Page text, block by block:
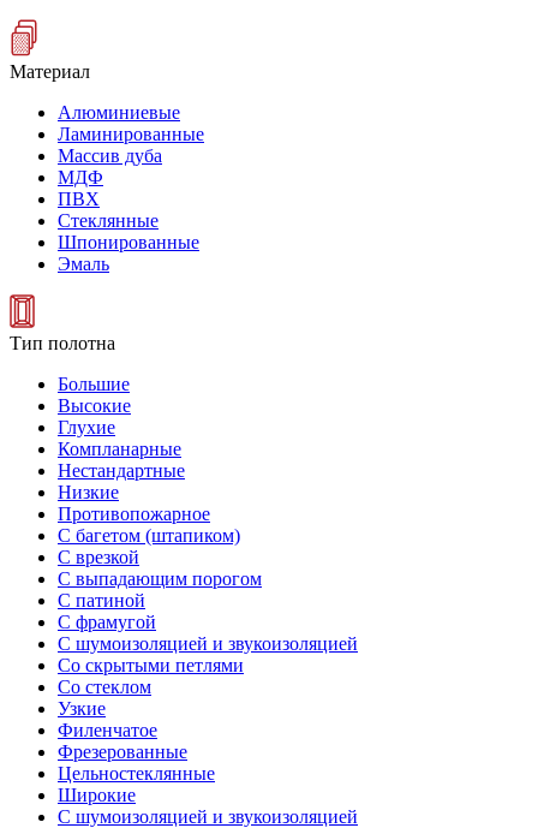
Материал
Алюминиевые
Ламинированные
Массив дуба
МДФ
ПВХ
Стеклянные
Шпонированные
Эмаль
Тип полотна
Большие
Высокие
Глухие
Компланарные
Нестандартные
Низкие
Противопожарное
С багетом (штапиком)
С врезкой
С выпадающим порогом
С патиной
С фрамугой
С шумоизоляцией и звукоизоляцией
Со скрытыми петлями
Со стеклом
Узкие
Филенчатое
Фрезерованные
Цельностеклянные
Широкие
С шумоизоляцией и звукоизоляцией